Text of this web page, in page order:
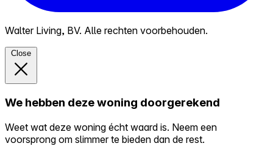
Walter Living, BV. Alle rechten voorbehouden.
Close
We hebben deze woning doorgerekend
Weet wat deze woning écht waard is. Neem een
voorsprong om slimmer te bieden dan de rest.